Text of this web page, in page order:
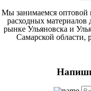
Мы занимаемся оптовой
расходных материалов
рынке Ульяновска и
Самарской области,